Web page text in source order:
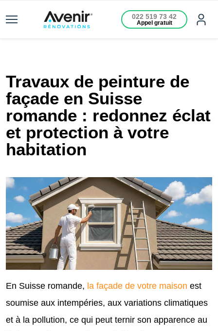
022 519 73 42
Appel gratuit
Travaux de peinture de
façade en Suisse
romande : redonnez éclat
et protection à votre
habitation
En Suisse romande, la façade de votre maison est
soumise aux intempéries, aux variations climatiques
et à la pollution, ce qui peut ternir son apparence au